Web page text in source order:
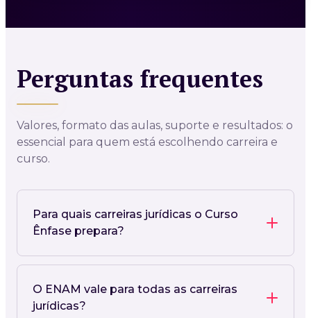
Perguntas frequentes
Valores, formato das aulas, suporte e resultados: o
essencial para quem está escolhendo carreira e
curso.
Para quais carreiras jurídicas o Curso
Ênfase prepara?
O ENAM vale para todas as carreiras
jurídicas?